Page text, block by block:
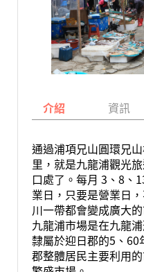
介紹 資訊
通過浦項兄山圓環兄
里，就是九龍浦觀光
口處了。每月 3、8、
業日，只要是營業日
川一帶都會變成廣大
九龍浦市場是在九龍
隸屬於迎日郡的5、60
郡整體居民主要利用